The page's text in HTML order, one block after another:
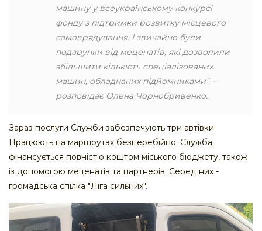
машину у всеукраїнському конкурсі
фонду з підтримки розвитку місцевого
самоврядування. І звичайно були
подарунки від меценатів, які дозволили
збільшити кількість спеціалізованих
машин, обладнаних підйомниками", –
розповідає Олена Чорнобривенко.
Зараз послуги Служби забезпечують три автівки.
Працюють на маршрутах безперебійно. Служба
фінансується повністю коштом міського бюджету, також
із допомогою меценатів та партнерів. Серед них -
громадська спілка "Ліга сильних".